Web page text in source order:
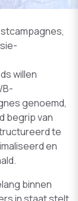
willen
B-
genoemd,
begrip van
te
en
binnen